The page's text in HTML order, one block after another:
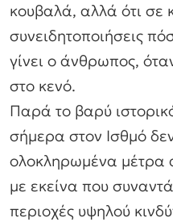
κουβαλά, αλλά ότι σε
συνειδητοποιήσεις
γίνει ο άνθρωπος,
στο κενό.
Παρά το βαρύ
σήμερα στον Ισθμό
ολοκληρωμένα μέτρα
με εκείνα που
περιοχές υψηλού